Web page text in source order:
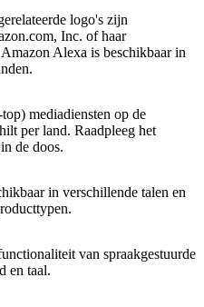
logo's zijn
Inc. of haar
Alexa is beschikbaar in
mediadiensten op de
per land. Raadpleeg het
de doos.
in verschillende talen en
van spraakgestuurde
en taal.